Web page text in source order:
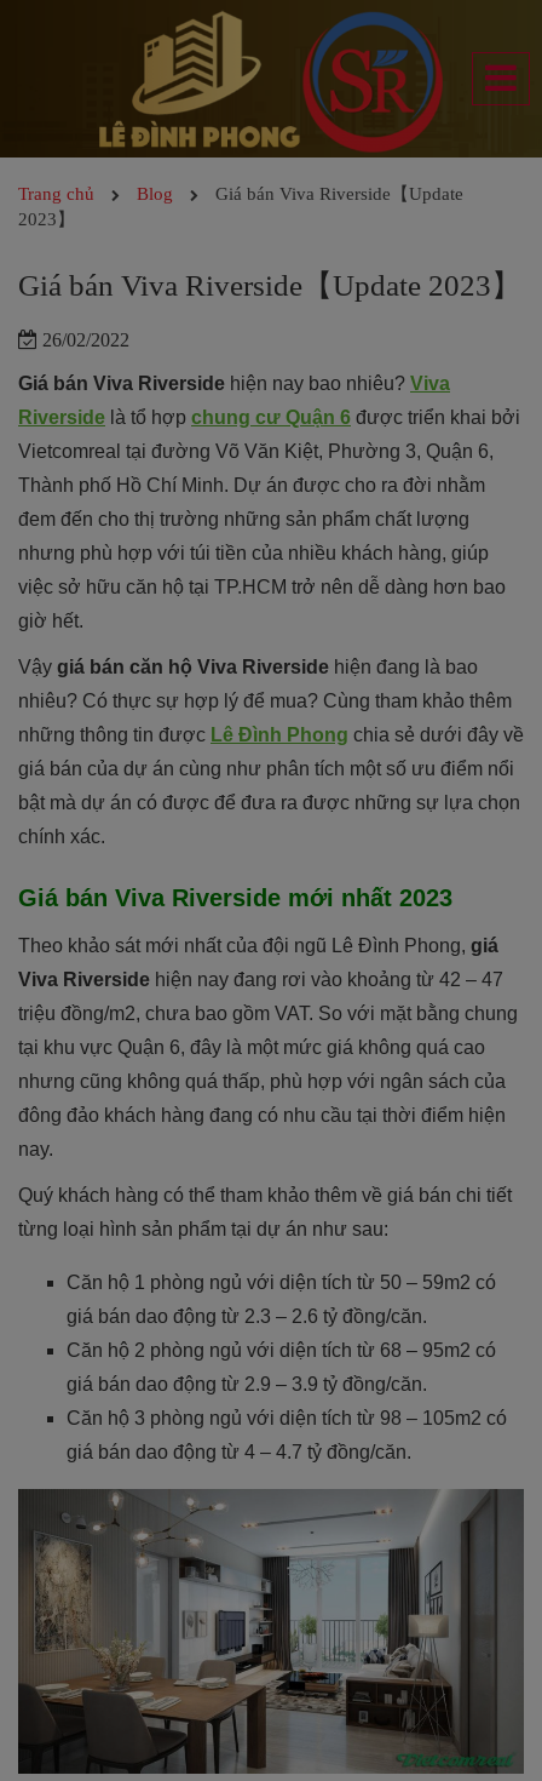
Trang chủ Blog
Giá bán Viva Riverside【Update
2023】
Giá bán Viva Riverside【Update 2023】
26/02/2022
Giá bán Viva Riverside hiện nay bao nhiêu? Viva
Riverside là tổ hợp chung cư Quận 6 được triển khai bởi
Vietcomreal tại đường Võ Văn Kiệt, Phường 3, Quận 6,
Thành phố Hồ Chí Minh. Dự án được cho ra đời nhằm
đem đến cho thị trường những sản phẩm chất lượng
nhưng phù hợp với túi tiền của nhiều khách hàng, giúp
việc sở hữu căn hộ tại TP.HCM trở nên dễ dàng hơn bao
giờ hết.
Vậy giá bán căn hộ Viva Riverside hiện đang là bao
nhiêu? Có thực sự hợp lý để mua? Cùng tham khảo thêm
những thông tin được Lê Đình Phong chia sẻ dưới đây về
giá bán của dự án cùng như phân tích một số ưu điểm nổi
bật mà dự án có được để đưa ra được những sự lựa chọn
chính xác.
Giá bán Viva Riverside mới nhất 2023
Theo khảo sát mới nhất của đội ngũ Lê Đình Phong, giá
Viva Riverside hiện nay đang rơi vào khoảng từ 42 – 47
triệu đồng/m2, chưa bao gồm VAT. So với mặt bằng chung
tại khu vực Quận 6, đây là một mức giá không quá cao
nhưng cũng không quá thấp, phù hợp với ngân sách của
đông đảo khách hàng đang có nhu cầu tại thời điểm hiện
nay.
Quý khách hàng có thể tham khảo thêm về giá bán chi tiết
từng loại hình sản phẩm tại dự án như sau:
Căn hộ 1 phòng ngủ với diện tích từ 50 – 59m2 có
giá bán dao động từ 2.3 – 2.6 tỷ đồng/căn.
Căn hộ 2 phòng ngủ với diện tích từ 68 – 95m2 có
giá bán dao động từ 2.9 – 3.9 tỷ đồng/căn.
Căn hộ 3 phòng ngủ với diện tích từ 98 – 105m2 có
giá bán dao động từ 4 – 4.7 tỷ đồng/căn.